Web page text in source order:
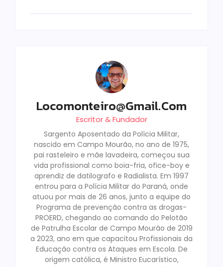
Locomonteiro@gmail.com
Escritor & Fundador
Sargento Aposentado da Polícia Militar,
nascido em Campo Mourão, no ano de 1975,
pai rasteleiro e mãe lavadeira, começou sua
vida profissional como boia-fria, ofice-boy e
aprendiz de datilografo e Radialista. Em 1997
entrou para a Polícia Militar do Paraná, onde
atuou por mais de 26 anos, junto a equipe do
Programa de prevenção contra as drogas-
PROERD, chegando ao comando do Pelotão
de Patrulha Escolar de Campo Mourão de 2019
a 2023, ano em que capacitou Profissionais da
Educação contra os Ataques em Escola. De
origem católica, é Ministro Eucarístico,